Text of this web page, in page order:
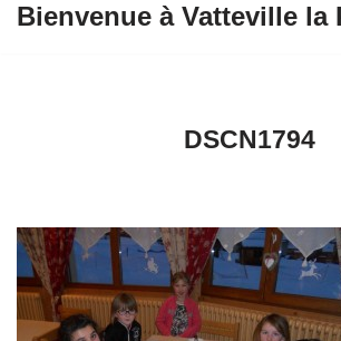
Bienvenue à Vatteville la
DSCN1794